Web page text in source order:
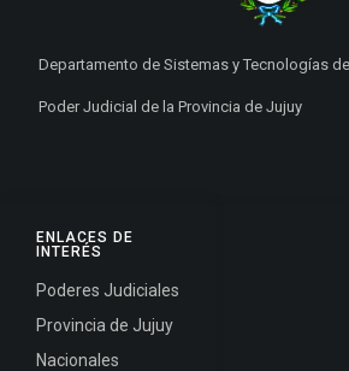
ENLACES DE
INTERÉS
Poderes Judiciales
Provincia de Jujuy
Nacionales
Departamento de Sistemas y Tecnologías
Poder Judicial de la Provincia de Jujuy